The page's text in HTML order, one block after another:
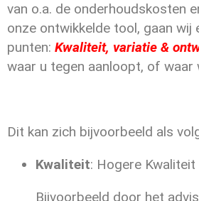
van o.a. de onderhoudskosten
onze ontwikkelde tool, gaan wij
punten: Kwaliteit, variatie &
waar u tegen aanloopt, of
Dit kan zich bijvoorbeeld als
Kwaliteit: Hogere
Bijvoorbeeld door het